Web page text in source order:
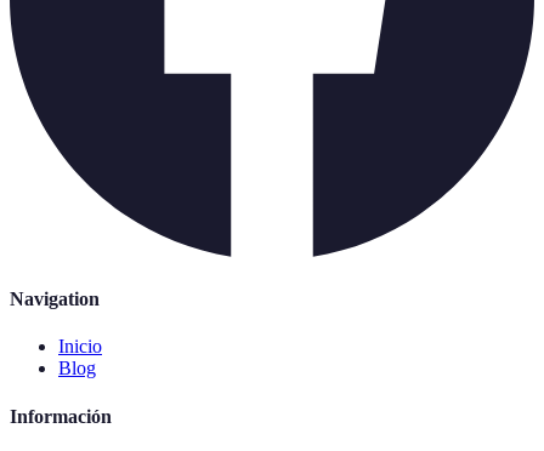
Navigation
Inicio
Blog
Información